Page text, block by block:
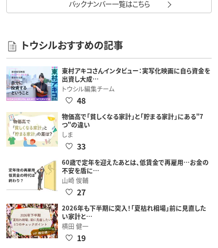
バックナンバー一覧はこちら
トウシルおすすめの記事
東村アキコさんインタビュー：実写化映画に自ら資金を
出資し大成…
トウシル編集チーム
48
物価高で「貧しくなる家計」と「貯まる家計」にある"7
つ"の違い
しま
33
60歳で定年を迎えたあとは、低賃金で再雇用…お金の
不安を盾に…
山崎 俊輔
27
2026年も下半期に突入！「夏枯れ相場」前に見直した
い家計と…
横田 健一
19